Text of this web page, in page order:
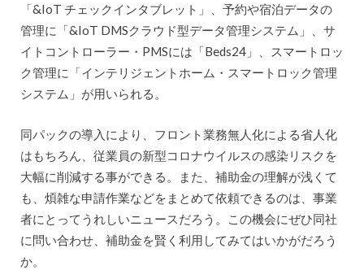
「&IoT チェックインタブレット」、予約や宿泊データの
管理に「&IoT DMSクラウド型データ管理システム」、サ
イトコントローラー・PMSには「Beds24」、スマートロッ
ク管理に「インテリジェントホーム・スマートロック管理
システム」が用いられる。
同パックの導入により、フロント業務無人化による省人化
はもちろん、従業員の新型コロナウイルスの感染リスクを
大幅に削減する事ができる。また、補助金の理解が浅くて
も、煩雑な申請作業などをまとめて依頼できるのは、事業
者にとってうれしいニュースだろう。この機会にぜひ同社
に問い合わせ、補助金を賢く利用してみてはいかがだろう
か。